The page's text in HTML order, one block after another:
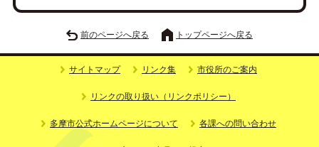
前のページへ戻る トップページへ戻る
サイトマップ リンク集 市役所のご案内
リンクの取り扱い（リンクポリシー）
多摩市公式ホームページについて 各課への問い合わせ